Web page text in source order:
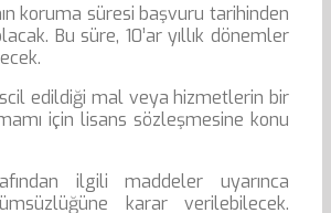
koruma süresi başvuru tarihinden
Bu süre, 10’ar yıllık dönemler
edildiği mal veya hizmetlerin bir
için lisans sözleşmesine konu
ilgili maddeler uyarınca
karar verilebilecek.